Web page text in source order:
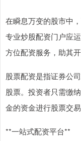
在瞬息万变的股市中
专业炒股配资门户应
方位配资服务，助其开
股票配资是指证券公
股票。投资者只需缴
金的资金进行股票交易
**一站式配资平台**